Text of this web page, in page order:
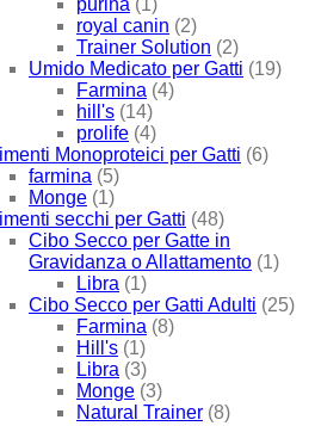
purina (1)
royal canin (2)
Trainer Solution (2)
Umido Medicato per Gatti (19)
Farmina (4)
hill's (14)
prolife (4)
Monoproteici per Gatti (6)
farmina (5)
Monge (1)
secchi per Gatti (48)
Cibo Secco per Gatte in
Gravidanza o Allattamento (1)
Libra (1)
Cibo Secco per Gatti Adulti (25)
Farmina (8)
Hill's (1)
Libra (3)
Monge (3)
Natural Trainer (8)